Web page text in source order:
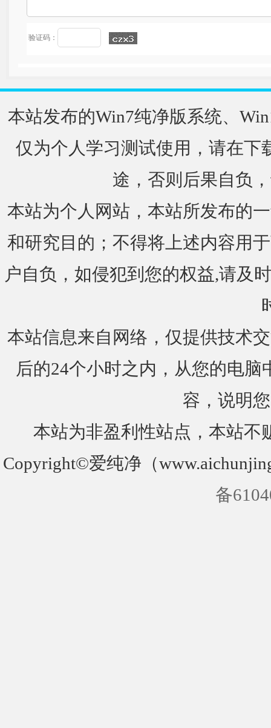
验证码：
本站发布的Win7纯净版系统、
仅为个人学习测试使用，请在下
途，否则后果自负
本站为个人网站，本站所发布的
和研究目的；不得将上述内容用
户自负，如侵犯到您的权益,请及
本站信息来自网络，仅提供技术
后的24个小时之内，从您的电
容，说明
本站为非盈利性站点，本站不
Copyright©爱纯净（
备